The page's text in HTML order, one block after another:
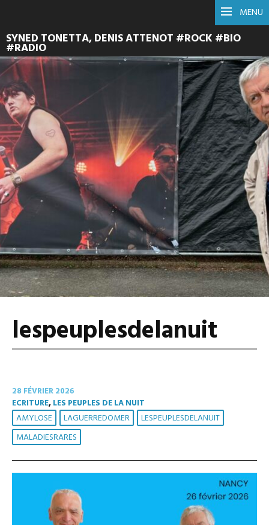
MENU
SYNED TONETTA, DENIS ATTENOT #ROCK #BIO
#RADIO
lespeuplesdelanuit
28 FÉVRIER 2026
ECRITURE,LES PEUPLES DE LA NUIT
AMYLOSE LAGUERREDOMER
LESPEUPLESDELANUIT
MALADIESRARES